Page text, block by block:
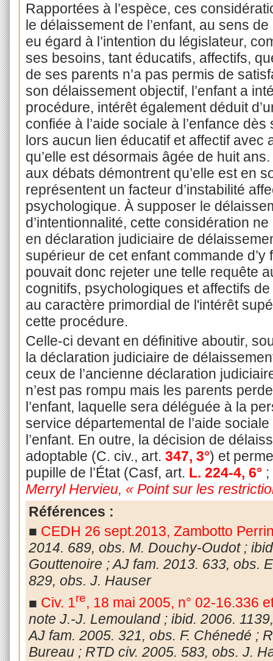
Rapportées à l’espèce, ces
le délaissement de l’enfant, au sens
eu égard à l’intention du législateur,
ses besoins, tant éducatifs, affectifs,
de ses parents n’a pas permis de
son délaissement objectif, l’enfant a
procédure, intérêt également déduit
confiée à l’aide sociale à l’enfance
lors aucun lien éducatif et affectif
qu’elle est désormais âgée de huit
aux débats démontrent qu’elle est en
représentent un facteur d’instabilité
psychologique. À supposer le
d’intentionnalité, cette considération
en déclaration judiciaire de
supérieur de cet enfant commande d’y
pouvait donc rejeter une telle requête
cognitifs, psychologiques et affectifs
au caractère primordial de l'intérêt
cette procédure.
Celle-ci devant en définitive aboutir,
la déclaration judiciaire de
ceux de l’ancienne déclaration
n’est pas rompu mais les parents
l’enfant, laquelle sera déléguée à la
service départemental de l’aide
l’enfant. En outre, la décision de
adoptable (C. civ., art. 347, 3°) et
pupille de l’État (Casf, art. L. 224-4, 6°;
Merryl Hervieu, « Point sur les
Références :
■ CEDH 26 sept.2013, Zambotto
2014. 689, obs. M. Douchy-Oudot ;
Gouttenoire ; AJ fam. 2013. 633, obs.
829, obs. J. Hauser
■ Civ. 1re, 18 mai 2005, n° 02-16.336
note J.-J. Lemouland ; ibid. 2006.
AJ fam. 2005. 321, obs. F. Chénedé ;
Bureau ; RTD civ. 2005. 583, obs. J.